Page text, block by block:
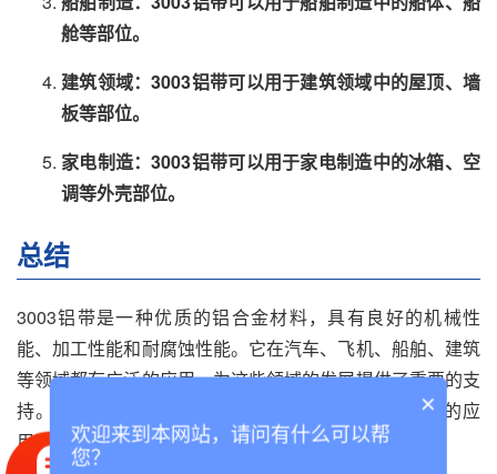
舱等部位。
建筑领域：3003铝带可以用于建筑领域中的屋顶、墙
板等部位。
家电制造：3003铝带可以用于家电制造中的冰箱、空
调等外壳部位。
总结
3003铝带是一种优质的铝合金材料，具有良好的机械性
能、加工性能和耐腐蚀性能。它在汽车、飞机、船舶、建筑
等领域都有广泛的应用，为这些领域的发展提供了重要的支
持。相信在未来的发展中，3003铝带将会得到更广泛的应
用和推广。
×
欢迎来到本网站，请问有什么可以帮
您？